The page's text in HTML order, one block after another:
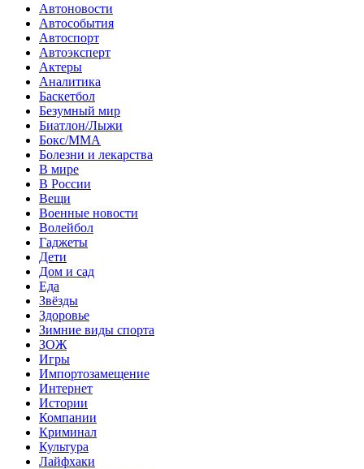
Автоновости
Автособытия
Автоспорт
Автоэксперт
Актеры
Аналитика
Баскетбол
Безумный мир
Биатлон/Лыжи
Бокс/MMA
Болезни и лекарства
В мире
В России
Вещи
Военные новости
Волейбол
Гаджеты
Дети
Дом и сад
Еда
Звёзды
Здоровье
Зимние виды спорта
ЗОЖ
Игры
Импортозамещение
Интернет
Истории
Компании
Криминал
Культура
Лайфхаки